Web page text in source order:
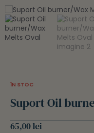
ÎN STOC
Suport Oil
65,00lei